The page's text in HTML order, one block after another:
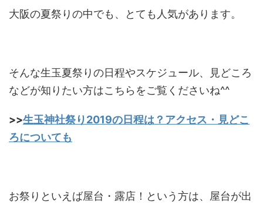
大阪の夏祭りの中でも、とても人気があります。
そんな生玉夏祭りの日程やスケジュール、見どころ
などが知りたい方はこちらをご覧くださいね^^
>>生玉神社祭り2019の日程は？アクセス・見どこ
ろについても
お祭りといえば屋台・露店！という方は、屋台が出